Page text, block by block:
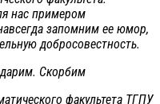
нас примером
запомним ее юмор,
добросовестность.
Скорбим
факультета ТГПУ